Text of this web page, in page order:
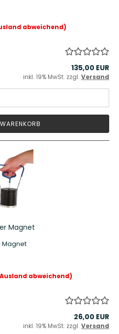
abweichend)
135,00 EUR
inkl. 19% MwSt. zzgl. Versand
Magnet
Magnet
abweichend)
26,00 EUR
inkl. 19% MwSt. zzgl. Versand